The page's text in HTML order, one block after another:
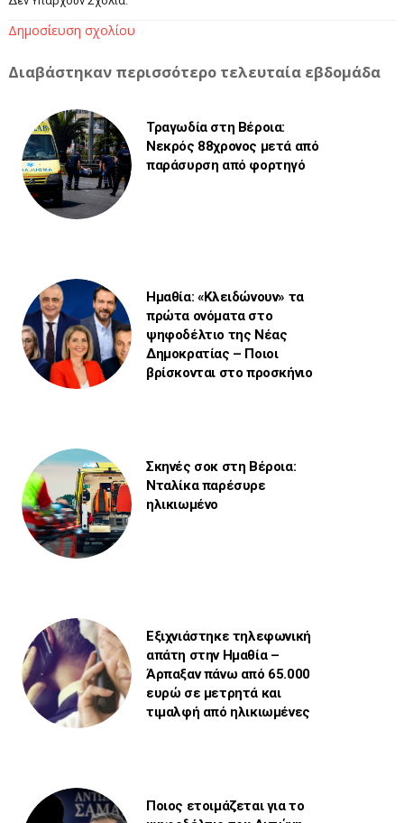
Δημοσίευση σχολίου
Διαβάστηκαν περισσότερο τελευταία εβδομάδα
Τραγωδία στη Βέροια:
Νεκρός 88χρονος μετά από
παράσυρση από φορτηγό
Ημαθία: «Κλειδώνουν» τα
πρώτα ονόματα στο
ψηφοδέλτιο της Νέας
Δημοκρατίας – Ποιοι
βρίσκονται στο προσκήνιο
Σκηνές σοκ στη Βέροια:
Νταλίκα παρέσυρε
ηλικιωμένο
Εξιχνιάστηκε τηλεφωνική
απάτη στην Ημαθία –
Άρπαξαν πάνω από 65.000
ευρώ σε μετρητά και
τιμαλφή από ηλικιωμένες
Ποιος ετοιμάζεται για το